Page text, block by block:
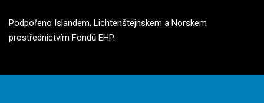
Podpořeno Islandem, Lichtenštejnskem a Norskem
prostřednictvím Fondů EHP.